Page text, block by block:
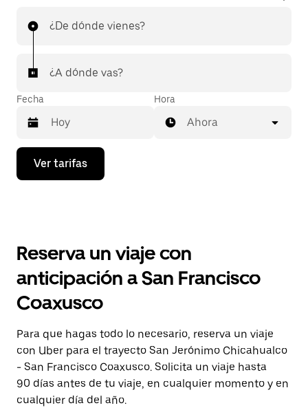
¿De dónde vienes?
¿A dónde vas?
Fecha
Presiona
flecha
el
y
selecciona
una
Presiona
la
tecla Esc
para
cerrar
el
calendario.
Hora
Ahora
Ver tarifas
Reserva un viaje con
anticipación a San Francisco
Coaxusco
Para que hagas todo lo necesario, reserva un viaje
con Uber para el trayecto San Jerónimo Chicahualco
- San Francisco Coaxusco. Solicita un viaje hasta
90 días antes de tu viaje, en cualquier momento y en
cualquier día del año.